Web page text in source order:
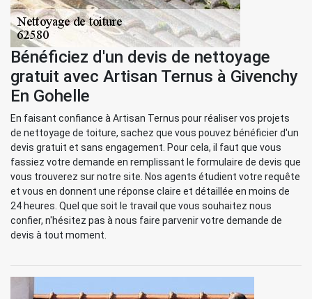
Bénéficiez d'un devis de nettoyage
gratuit avec Artisan Ternus à Givenchy
En Gohelle
En faisant confiance à Artisan Ternus pour réaliser vos projets
de nettoyage de toiture, sachez que vous pouvez bénéficier d'un
devis gratuit et sans engagement. Pour cela, il faut que vous
fassiez votre demande en remplissant le formulaire de devis que
vous trouverez sur notre site. Nos agents étudient votre requête
et vous en donnent une réponse claire et détaillée en moins de
24 heures. Quel que soit le travail que vous souhaitez nous
confier, n'hésitez pas à nous faire parvenir votre demande de
devis à tout moment.